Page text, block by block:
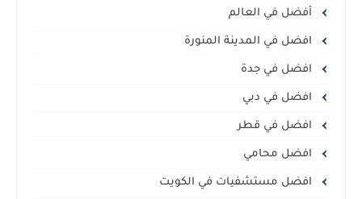
أفضل في العالم
افضل في المدينة المنورة
افضل في جدة
افضل في دبي
افضل في قطر
افضل محامي
افضل مستشفيات في الكويت